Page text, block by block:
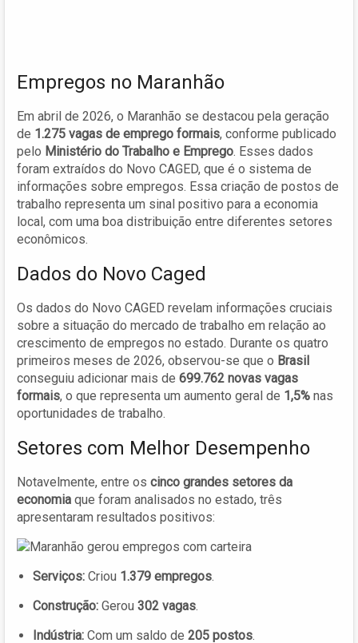
Empregos no Maranhão
Em abril de 2026, o Maranhão se destacou pela geração
de 1.275 vagas de emprego formais, conforme publicado
pelo Ministério do Trabalho e Emprego. Esses dados
foram extraídos do Novo CAGED, que é o sistema de
informações sobre empregos. Essa criação de postos de
trabalho representa um sinal positivo para a economia
local, com uma boa distribuição entre diferentes setores
econômicos.
Dados do Novo Caged
Os dados do Novo CAGED revelam informações cruciais
sobre a situação do mercado de trabalho em relação ao
crescimento de empregos no estado. Durante os quatro
primeiros meses de 2026, observou-se que o Brasil
conseguiu adicionar mais de 699.762 novas vagas
formais, o que representa um aumento geral de 1,5% nas
oportunidades de trabalho.
Setores com Melhor Desempenho
Notavelmente, entre os cinco grandes setores da
economia que foram analisados no estado, três
apresentaram resultados positivos:
Serviços: Criou 1.379 empregos.
Construção: Gerou 302 vagas.
Indústria: Com um saldo de 205 postos.